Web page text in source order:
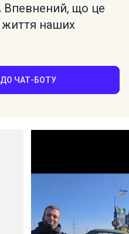
Впевнений, що це
життя наших
ЧАТ-БОТУ